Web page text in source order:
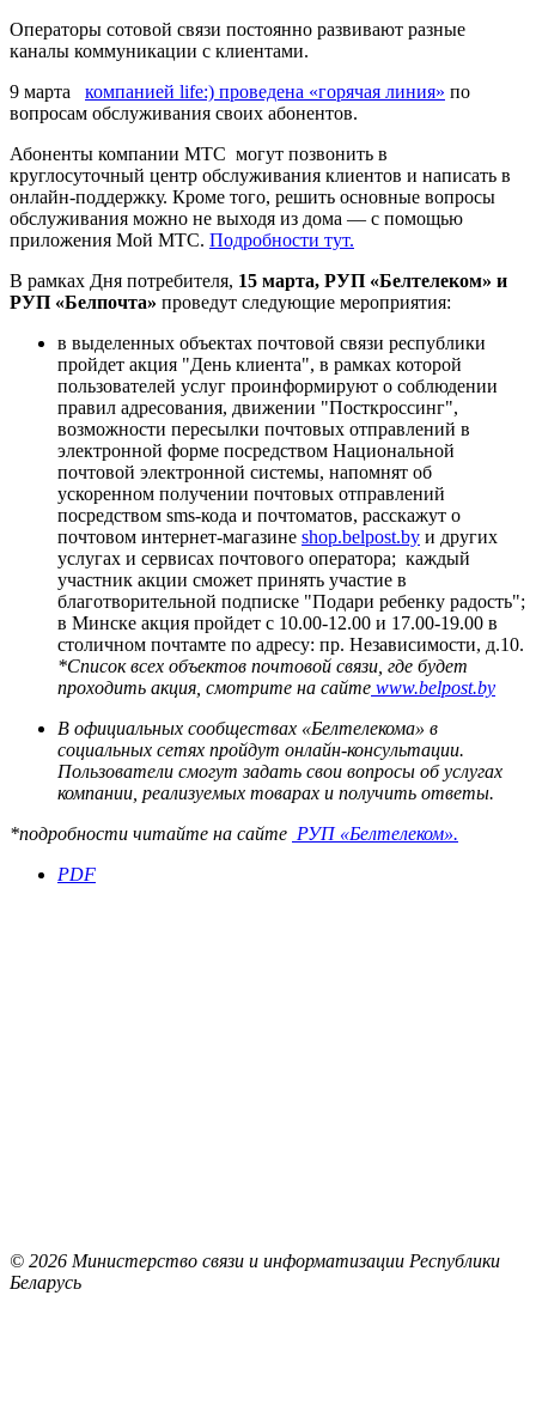
Операторы сотовой связи постоянно развивают разные
каналы коммуникации с клиентами.
9 марта​ компанией life:) проведена «горячая линия» по
вопросам обслуживания своих абонентов.
Абоненты компании МТС могут позвонить в
круглосуточный центр обслуживания клиентов и написать в
онлайн-поддержку. Кроме того, решить основные вопросы
обслуживания можно не выходя из дома — с помощью
приложения Мой МТС. Подробности тут.
В рамках Дня потребителя, 15 марта, РУП «Белтелеком» и
РУП «Белпочта» проведут следующие мероприятия:
в выделенных объектах почтовой связи республики
пройдет акция "День клиента", в рамках которой
пользователей услуг проинформируют о соблюдении
правил адресования, движении "Посткроссинг",
возможности пересылки почтовых отправлений в
электронной форме посредством Национальной
почтовой электронной системы, напомнят об
ускоренном получении почтовых отправлений
посредством sms-кода и почтоматов, расскажут о
почтовом интернет-магазине shop.belpost.by и других
услугах и сервисах почтового оператора; каждый
участник акции сможет принять участие в
благотворительной подписке "Подари ребенку радость";
в Минске акция пройдет с 10.00-12.00 и 17.00-19.00 в
столичном почтамте по адресу: пр. Независимости, д.10.
*Список всех объектов почтовой связи, где будет
проходить акция, смотрите на сайте​ www.belpost.by
В официальных сообществах «Белтелекома» в
социальных сетях пройдут онлайн-консультации.
Пользователи смогут задать свои вопросы об услугах
компании, реализуемых товарах и получить ответы.
*подробности читайте на сайте​ РУП «Белтелеком».
PDF
© 2026 Министерство связи и информатизации Республики
Беларусь